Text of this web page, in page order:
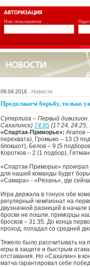
Имя пользователя
09.04.2016 | Новости
Продолжаем борьбу, только
Суперлига – Первый
Сахалинск) 74:95 (17:24, 24:25,
«Спартак-Приморье»: Агапов
перехвата), Громыко – 13 (3
блокшот), Белов – 9 (5
Коротков – 2 (1 подбор),
«Спартак-Приморье»
для нашей команды будет
«Самара» - «Рязань», где
Игра держала в тонусе обе
регулярный чемпионат на
двузначной разницей в начале
броски не пошли, приморцы
бросков – 31:35. До конца
проход, попадал со средней
Тяжело было рассчитывать на
игры в защите и быстрым
отставания. Но «Сахалин» в
матча гарантировал себе